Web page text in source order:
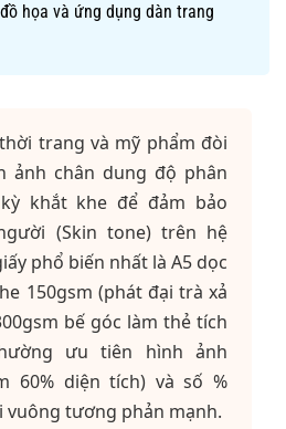
họa và ứng dụng dàn trang
trang và mỹ phẩm đòi
ảnh chân dung độ phân
khắt khe để đảm bảo
(Skin tone) trên hệ
phổ biến nhất là A5 dọc
150gsm (phát đại trà xả
bế góc làm thẻ tích
ưu tiên hình ảnh
60% diện tích) và số %
vuông tương phản mạnh.